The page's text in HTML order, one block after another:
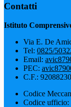
Contatti
Istituto
Via E. De
Tel: 0825/
Email:
PEC:
C.F.:
Codice
Codice